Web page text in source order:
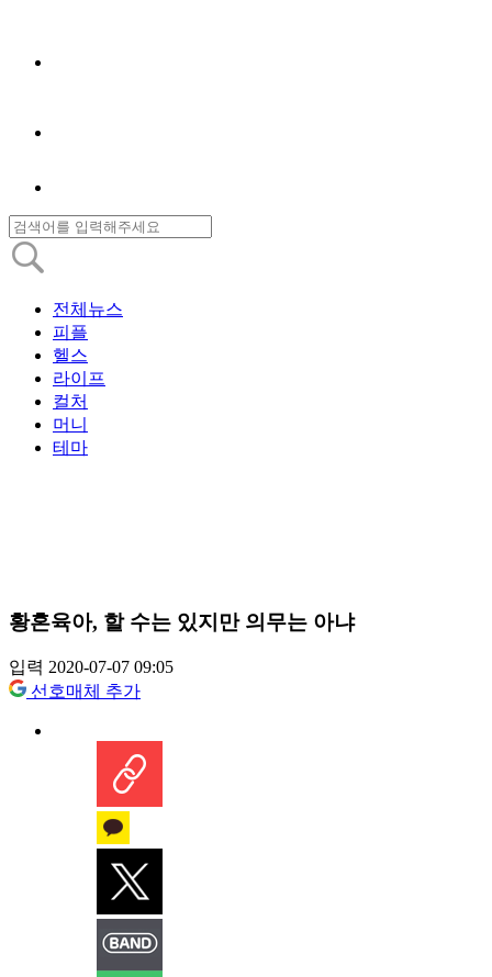
전체뉴스
피플
헬스
라이프
컬처
머니
테마
황혼육아, 할 수는 있지만 의무는 아냐
입력 2020-07-07 09:05
선호매체 추가